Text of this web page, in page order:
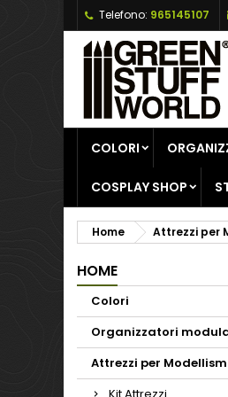
Telefono: 965145107
COLORI
COSPLAY SHOP
Home Attrezzi per
HOME
Colori
Organizzatori
Attrezzi per